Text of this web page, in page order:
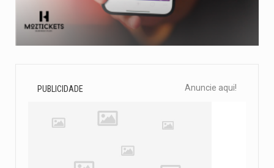
PUBLICIDADE Anuncie aqui!